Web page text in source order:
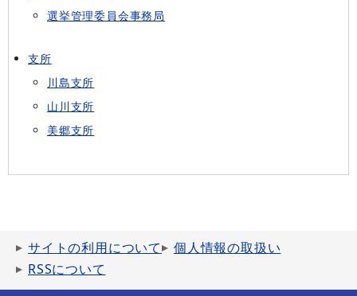
選挙管理委員会事務局
支所
川島支所
山川支所
美郷支所
サイトの利用について
個人情報の取扱い
RSSについて